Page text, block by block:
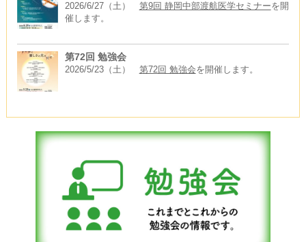
2026/6/27（土） 第9回 静岡中部渡航医学セミナーを開
催します。
第72回 勉強会
2026/5/23（土） 第72回 勉強会を開催します。